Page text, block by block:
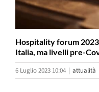
Hospitality forum
Italia, ma livelli pre-
6 Luglio 2023 10:04 | attualità